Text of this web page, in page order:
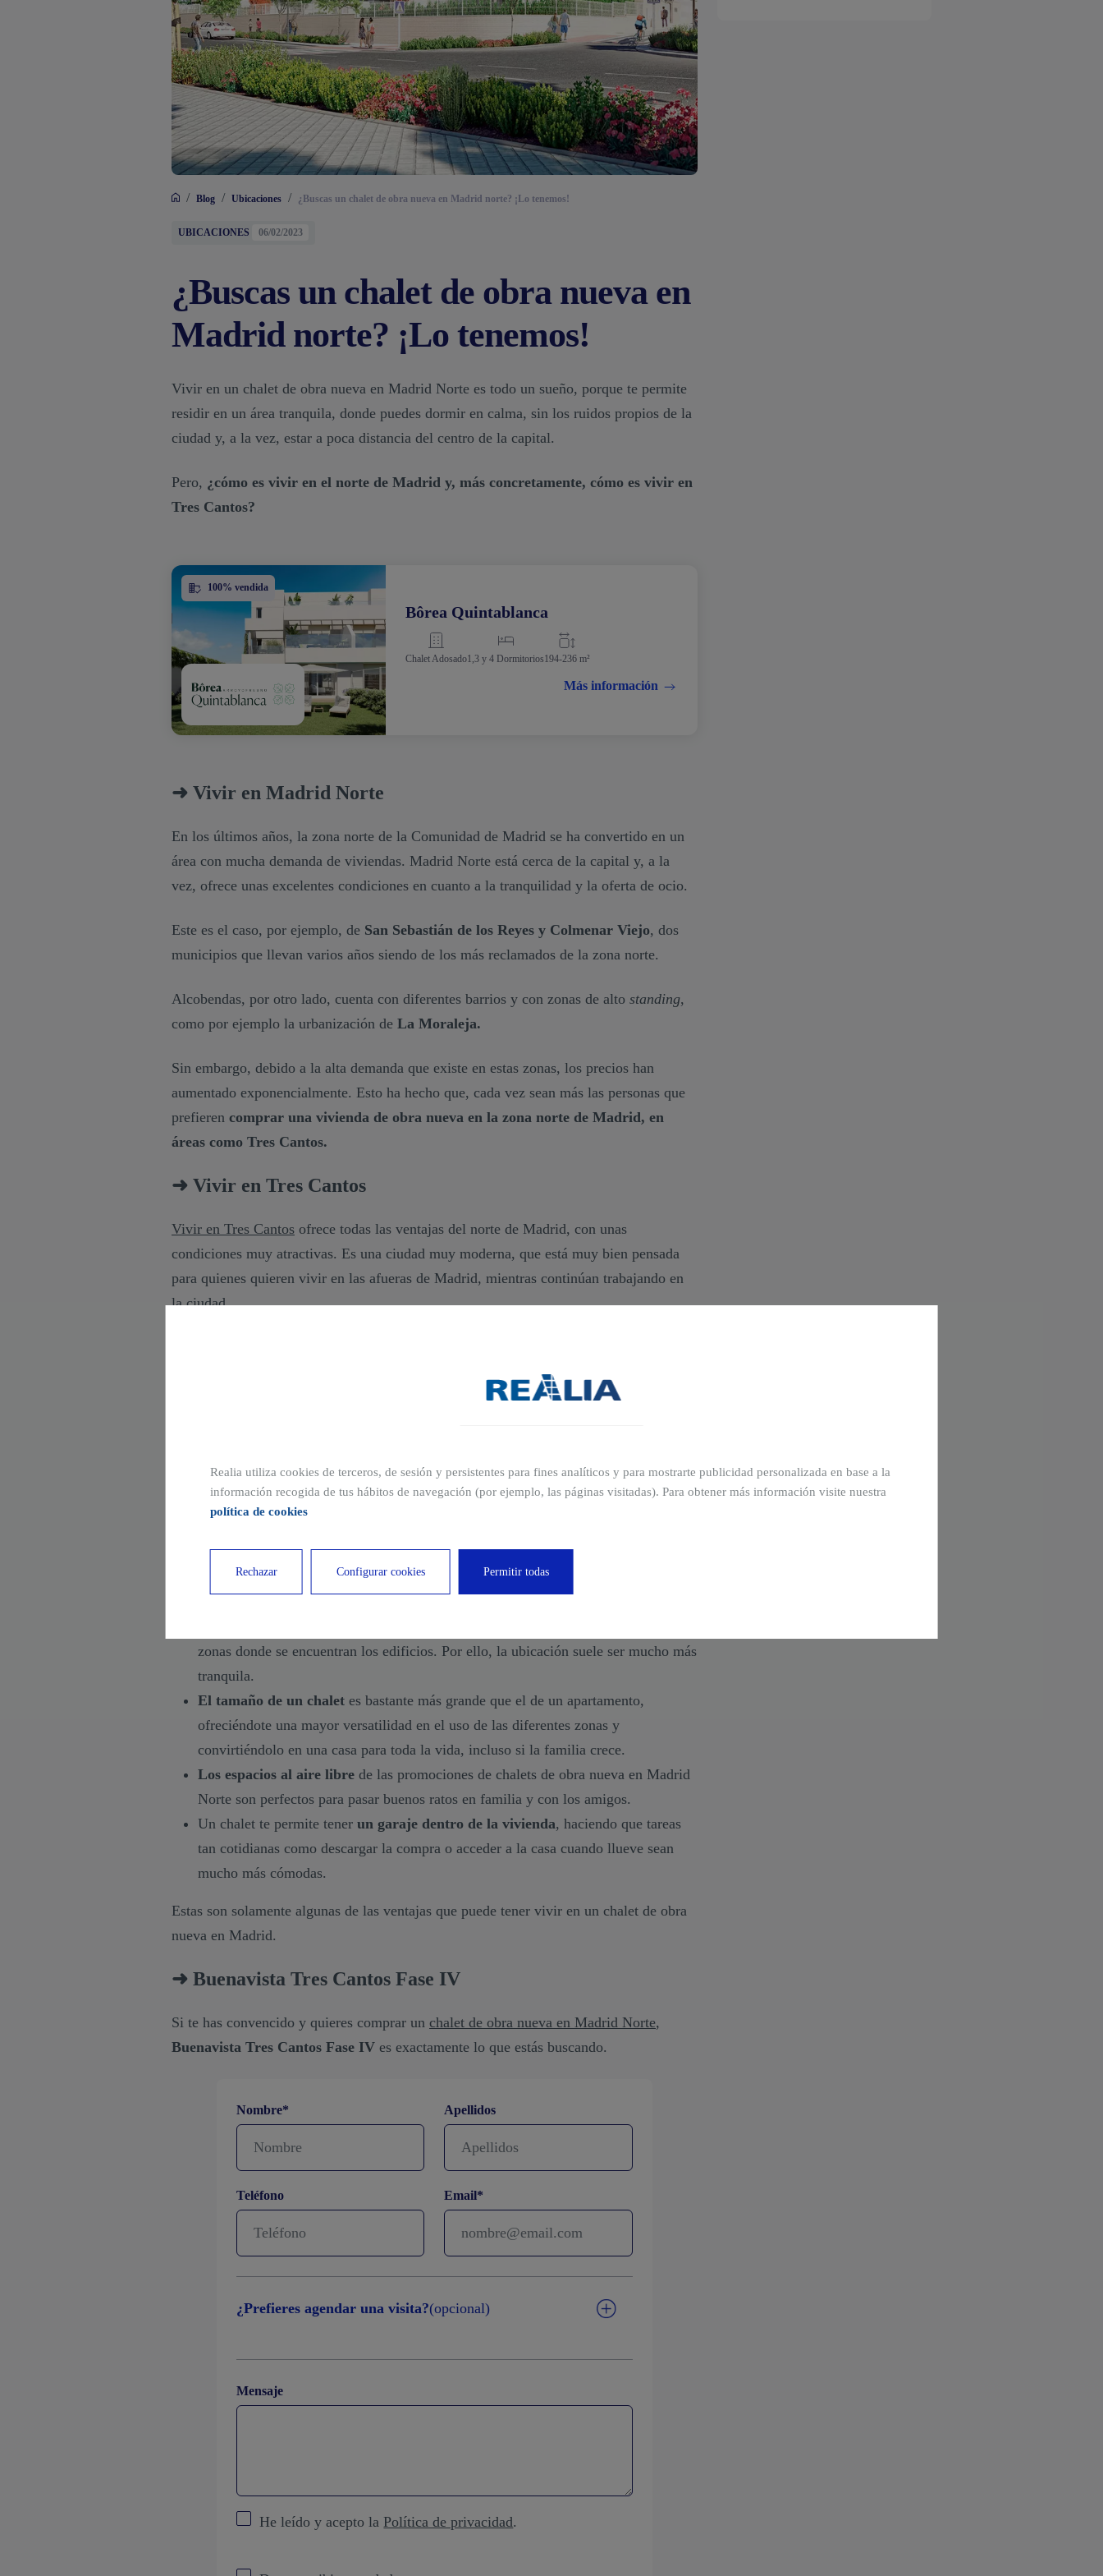
/ Blog / Ubicaciones / ¿Buscas un chalet de obra nueva en Madrid norte? ¡Lo tenemos!
UBICACIONES 06/02/2023
¿Buscas un chalet de obra nueva en
Madrid norte? ¡Lo tenemos!
Vivir en un chalet de obra nueva en Madrid Norte es todo un sueño, porque te permite
residir en un área tranquila, donde puedes dormir en calma, sin los ruidos propios de la
ciudad y, a la vez, estar a poca distancia del centro de la capital.
Pero, ¿cómo es vivir en el norte de Madrid y, más concretamente, cómo es vivir en
Tres Cantos?
100% vendida
Bôrea Quintablanca
Chalet Adosado1,3 y 4 Dormitorios194-236 m²
Más información
➜ Vivir en Madrid Norte
En los últimos años, la zona norte de la Comunidad de Madrid se ha convertido en un
área con mucha demanda de viviendas. Madrid Norte está cerca de la capital y, a la
vez, ofrece unas excelentes condiciones en cuanto a la tranquilidad y la oferta de ocio.
Este es el caso, por ejemplo, de San Sebastián de los Reyes y Colmenar Viejo, dos
municipios que llevan varios años siendo de los más reclamados de la zona norte.
Alcobendas, por otro lado, cuenta con diferentes barrios y con zonas de alto standing,
como por ejemplo la urbanización de La Moraleja.
Sin embargo, debido a la alta demanda que existe en estas zonas, los precios han
aumentado exponencialmente. Esto ha hecho que, cada vez sean más las personas que
prefieren comprar una vivienda de obra nueva en la zona norte de Madrid, en
áreas como Tres Cantos.
➜ Vivir en Tres Cantos
Vivir en Tres Cantos ofrece todas las ventajas del norte de Madrid, con unas
condiciones muy atractivas. Es una ciudad muy moderna, que está muy bien pensada
para quienes quieren vivir en las afueras de Madrid, mientras continúan trabajando en
la ciudad.
La cercanía con la ciudad
llena de zonas verdes y con unas
➜ Ventajas de vivir en un chalet
interesantes, pero, ¿hay algún beneficio en vivir en un chalet?
zonas donde se encuentran los edificios. Por ello, la ubicación suele ser mucho más
tranquila.
El tamaño de un chalet es bastante más grande que el de un apartamento,
ofreciéndote una mayor versatilidad en el uso de las diferentes zonas y
convirtiéndolo en una casa para toda la vida, incluso si la familia crece.
Los espacios al aire libre de las promociones de chalets de obra nueva en Madrid
Norte son perfectos para pasar buenos ratos en familia y con los amigos.
Un chalet te permite tener un garaje dentro de la vivienda, haciendo que tareas
tan cotidianas como descargar la compra o acceder a la casa cuando llueve sean
mucho más cómodas.
Estas son solamente algunas de las ventajas que puede tener vivir en un chalet de obra
nueva en Madrid.
➜ Buenavista Tres Cantos Fase IV
Si te has convencido y quieres comprar un chalet de obra nueva en Madrid Norte,
Buenavista Tres Cantos Fase IV es exactamente lo que estás buscando.
Nombre* Apellidos
Teléfono Email*
¿Prefieres agendar una visita?(opcional)
Mensaje
He leído y acepto la Política de privacidad.
Realia utiliza cookies de terceros, de sesión y persistentes para fines analíticos y para mostrarte publicidad personalizada en base a la
información recogida de tus hábitos de navegación (por ejemplo, las páginas visitadas). Para obtener más información visite nuestra
política de cookies
Rechazar Configurar cookies Permitir todas